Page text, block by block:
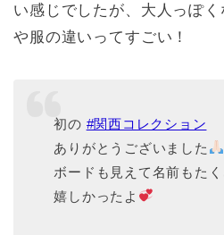
い感じでしたが、大人っぽ
や服の違いってすごい！
初の #関西コレクション
ありがとうございました
ボードも見えて名前もた
嬉しかったよ